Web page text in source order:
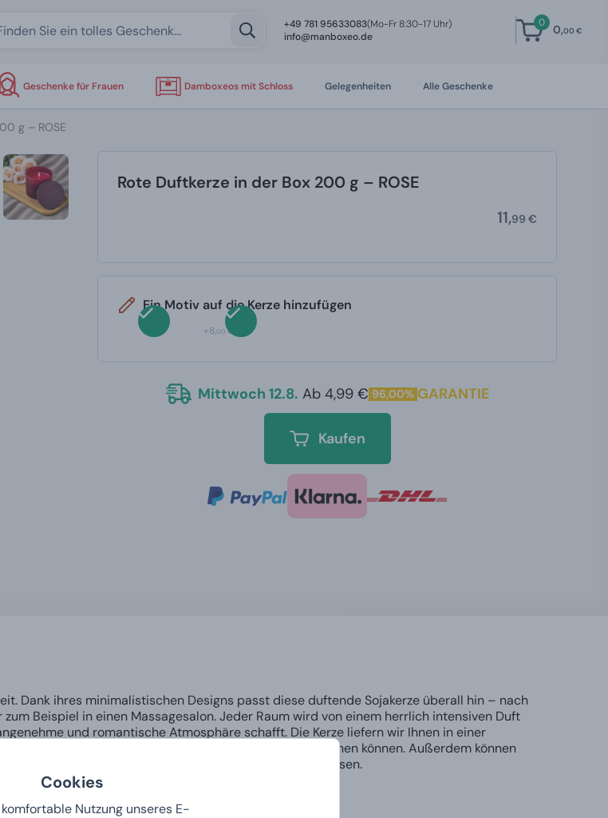
Cookies
Nutzung unseres E-
+49 781 95633083(Mo-Fr 8:30-17 Uhr)
info@manboxeo.de
0 0,00 €
Geschenke für Frauen Damboxeos mit Schloss Gelegenheiten Alle Geschenke
g – ROSE
Rote Duftkerze in der Box 200 g – ROSE
11,99 €
Ein Motiv auf die Kerze hinzufügen
+8,00 €
Mittwoch 12.8. Ab 4,99 € 96,00% GARANTIE
Kaufen
Dank ihres minimalistischen Designs passt diese duftende Sojakerze überall hin – nach
zum Beispiel in einen Massagesalon. Jeder Raum wird von einem herrlich intensiven Duft
und romantische Atmosphäre schafft. Die Kerze liefern wir Ihnen in einer
sie sofort verschenken und jemandem eine Freude machen können. Außerdem können
beliebigen Motiv aus unserem Angebot gravieren lassen.